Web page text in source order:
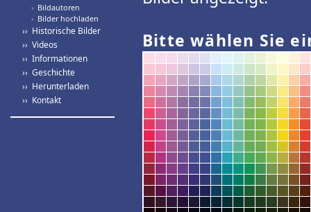
› Bildautoren
› Bilder hochladen
›› Historische Bilder
›› Videos
›› Informationen
›› Geschichte
›› Herunterladen
›› Kontakt
Bitte wählen Sie